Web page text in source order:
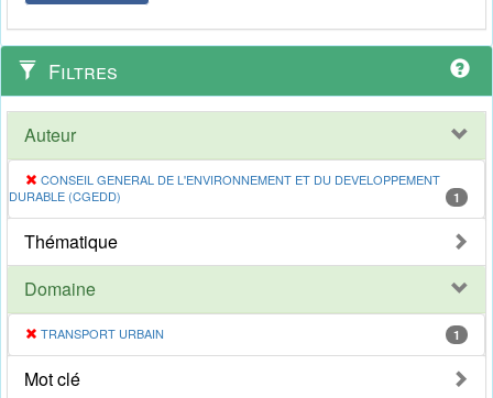
Filtres
Auteur
CONSEIL GENERAL DE L'ENVIRONNEMENT ET DU DEVELOPPEMENT
DURABLE (CGEDD)
1
Thématique
Domaine
TRANSPORT URBAIN 1
Mot clé